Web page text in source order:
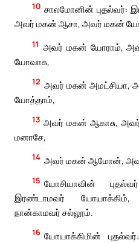
10 சாலமோனின் புதல்வர்:
அவர் மகன் ஆசா, அவர் மகன்
11 அவர் மகன் யோராம்,
யோவாசு,
12 அவர் மகன் அமட்சியா,
யோத்தாம்,
13 அவர் மகன் ஆகாசு,
மனாசே,
14 அவர் மகன் ஆமோன்,
15 யோசியாவின்
இரண்டாமவர் யோயாக்கிம்,
நான்காமவர் சல்லூம்.
16 யோயாக்கிமின்